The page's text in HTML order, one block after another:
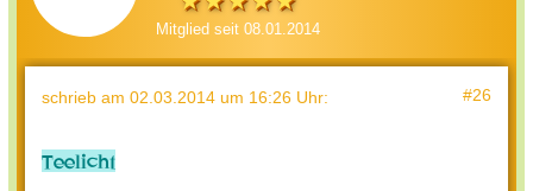
Mitglied seit 08.01.2014
schrieb am 02.03.2014 um 16:26 Uhr: #26
Teelicht